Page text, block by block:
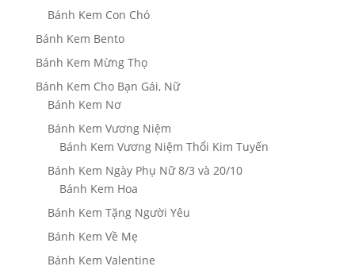
Bánh Kem Con Chó
Bánh Kem Bento
Bánh Kem Mừng Thọ
Bánh Kem Cho Bạn Gái, Nữ
Bánh Kem Nơ
Bánh Kem Vương Niệm
Bánh Kem Vương Niệm Thổi Kim Tuyến
Bánh Kem Ngày Phụ Nữ 8/3 và 20/10
Bánh Kem Hoa
Bánh Kem Tặng Người Yêu
Bánh Kem Về Mẹ
Bánh Kem Valentine